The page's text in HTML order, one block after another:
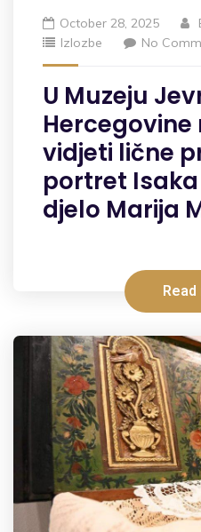
October 28, 2025
Izlozbe
No
U Muzeju
Hercegovine
vidjeti lične
portret
djelo Marija